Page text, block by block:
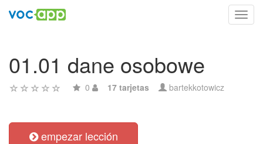
01.01 dane osobowe
0 17 tarjetas bartekkotowicz
empezar lección